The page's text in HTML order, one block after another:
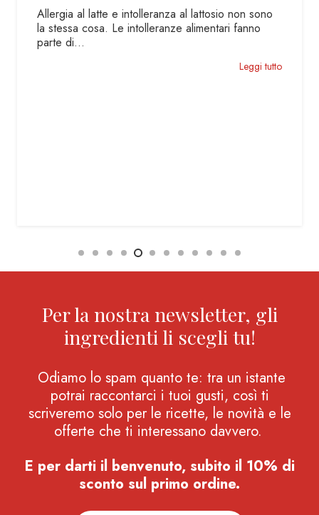
e intolleranza al lattosio non sono
Le intolleranze alimentari fanno
Negli ultimi
persone che
Per la nostra newsletter, gli
ingredienti li scegli tu!
Odiamo lo spam quanto te: tra un istante
potrai raccontarci i tuoi gusti, così ti
scriveremo solo per le ricette, le novità e le
offerte che ti interessano davvero.
E per darti il benvenuto, subito il 10% di
sconto sul primo ordine.